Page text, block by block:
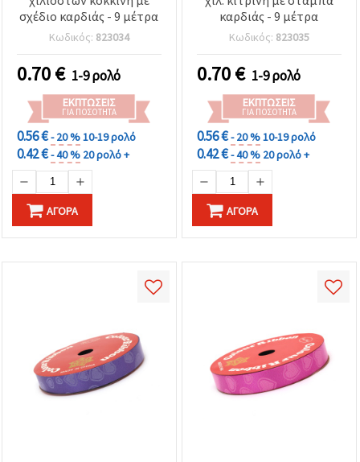
σχέδιο καρδιάς - 9 μέτρα
Κωδικός: 823034
0.70€ 1-9 ρολό
ΕΚΠΤΏΣΕΙΣ
ΓΙΑ ΠΟΣΌΤΗΤΑ
0.56 €- 20 %10-19 ρολό
0.42 €- 40 % 20 ρολό +
ΑΓΟΡΆ
καρδιάς - 9 μέτρα
Κωδικός: 823035
0.70€ 1-9 ρολό
ΕΚΠΤΏΣΕΙΣ
ΓΙΑ ΠΟΣΌΤΗΤΑ
0.56 €- 20 %10-19 ρολό
0.42 €- 40 % 20 ρολό +
ΑΓΟΡΆ